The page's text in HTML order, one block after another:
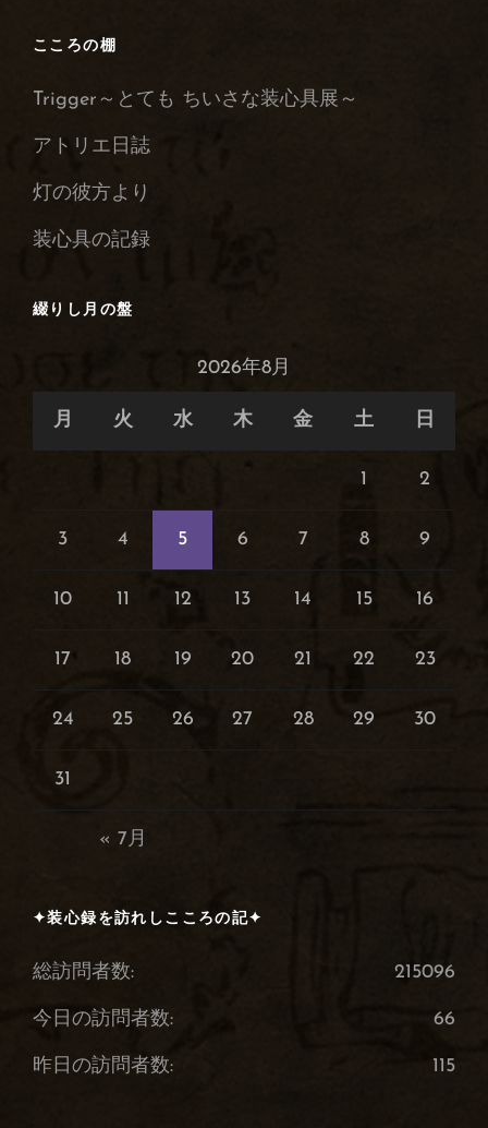
録
保
こころの棚
Trigger～とても ちいさな装心具展～
アトリエ日誌
灯の彼方より
装心具の記録
綴りし月の盤
2026年8月
月 火 水 木 金 土 日
« 7月
1 2
3 4 5 6 7 8 9
10 11 12 13 14 15 16
17 18 19 20 21 22 23
24 25 26 27 28 29 30
31
✦装心録を訪れしこころの記✦
215096
総訪問者数:
66
今日の訪問者数:
115
昨日の訪問者数: